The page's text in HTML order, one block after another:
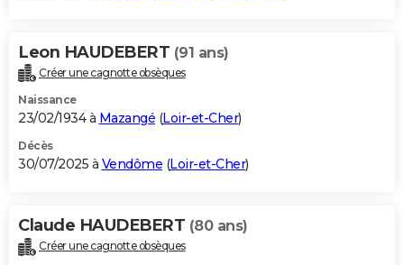
Leon HAUDEBERT (91 ans)
Créer une cagnotte obsèques
Naissance
23/02/1934 à Mazangé (Loir-et-Cher)
Décès
30/07/2025 à Vendôme (Loir-et-Cher)
Claude HAUDEBERT (80 ans)
Créer une cagnotte obsèques